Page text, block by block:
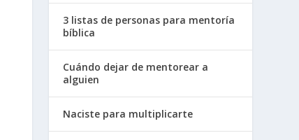
3 listas de personas para mentoría
bíblica
Cuándo dejar de mentorear a
alguien
Naciste para multiplicarte